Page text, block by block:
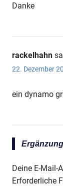
Danke
rackelhahn
22. Dezember
ein dynamo
Deine E-Mail-
Erforderliche